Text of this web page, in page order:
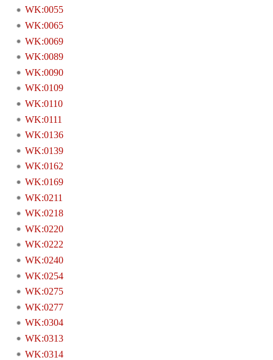
WK:0055
WK:0065
WK:0069
WK:0089
WK:0090
WK:0109
WK:0110
WK:0111
WK:0136
WK:0139
WK:0162
WK:0169
WK:0211
WK:0218
WK:0220
WK:0222
WK:0240
WK:0254
WK:0275
WK:0277
WK:0304
WK:0313
WK:0314